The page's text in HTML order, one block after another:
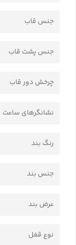
جنس قاب
جنس پشت قاب
چرخش دور قاب
نشانگرهای ساعت
رنگ بند
جنس بند
عرض بند
نوع قفل